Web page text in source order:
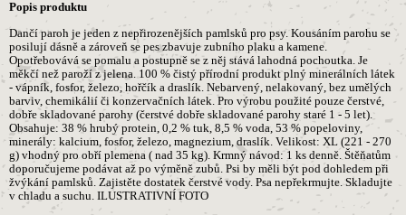
Popis produktu
Dančí paroh je jeden z nepřirozenějších pamlsků pro psy. Kousáním parohu se
posilují dásně a zároveň se pes zbavuje zubního plaku a kamene.
Opotřebovává se pomalu a postupně se z něj stává lahodná pochoutka. Je
měkčí než paroží z jelena. 100 % čistý přírodní produkt plný minerálních látek
- vápník, fosfor, železo, hořčík a draslík. Nebarvený, nelakovaný, bez umělých
barviv, chemikálií či konzervačních látek. Pro výrobu použité pouze čerstvé,
dobře skladované parohy (čerstvé dobře skladované parohy staré 1 - 5 let).
Obsahuje: 38 % hrubý protein, 0,2 % tuk, 8,5 % voda, 53 % popeloviny,
minerály: kalcium, fosfor, železo, magnezium, draslík. Velikost: XL (221 - 270
g) vhodný pro obří plemena ( nad 35 kg). Krmný návod: 1 ks denně. Štěňatům
doporučujeme podávat až po výměně zubů. Psi by měli být pod dohledem při
žvýkání pamlsků. Zajistěte dostatek čerstvé vody. Psa nepřekrmujte. Skladujte
v chladu a suchu. ILUSTRATIVNÍ FOTO